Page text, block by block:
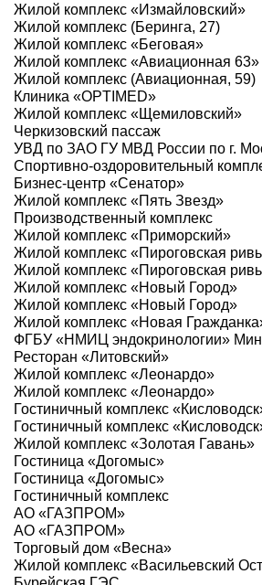
Жилой комплекс «‎Измайловский»‎
Жилой комплекс (Беринга, 27)
Жилой комплекс «‎Беговая»‎
Жилой комплекс «‎Авиационная 63»‎
Жилой комплекс (Авиационная, 59)
Клиника «OPTIMED»
Жилой комплекс «Щемиловский»
Черкизовский пассаж
УВД по ЗАО ГУ МВД России по г.
Спортивно-оздоровительный
Бизнес-центр «Сенатор»
Жилой комплекс «Пять Звезд»
Производственный комплекс
Жилой комплекс «Приморский»
Жилой комплекс «Пироговская
Жилой комплекс «Пироговская
Жилой комплекс «Новый Город»
Жилой комплекс «Новый Город»
Жилой комплекс «Новая
ФГБУ «НМИЦ эндокринологии»
Ресторан «Литовский»
Жилой комплекс «Леонардо»
Жилой комплекс «Леонардо»
Гостиничный комплекс
Гостиничный комплекс
Жилой комплекс «Золотая Гавань»
Гостиница «Догомыс»
Гостиница «Догомыс»
Гостиничный комплекс
АО «ГАЗПРОМ»
АО «ГАЗПРОМ»
Торговый дом «Весна»
Жилой комплекс «Васильевский